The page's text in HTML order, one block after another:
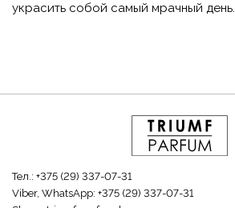
украсить собой самый мрачный день.
Тел.: +375 (29) 337-07-31
Viber, WhatsApp: +375 (29) 337-07-31